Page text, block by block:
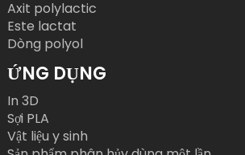
Axit polylactic
Este lactat
Dòng polyol
ỨNG DỤNG
In 3D
Sợi PLA
Vật liệu y sinh